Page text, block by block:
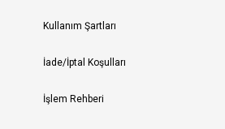
Kullanım Şartları
İade/İptal Koşulları
İşlem Rehberi